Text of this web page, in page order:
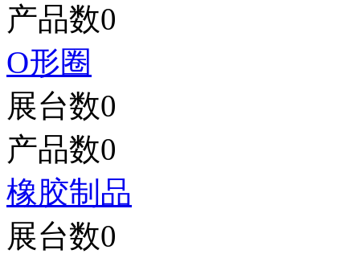
产品数0
O形圈
展台数0
产品数0
橡胶制品
展台数0